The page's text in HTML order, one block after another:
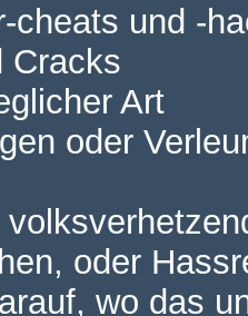
cheats und -
Cracks
Art
oder
oder
wo das